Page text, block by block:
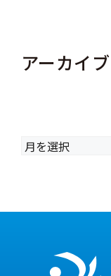
アーカイブ
ア